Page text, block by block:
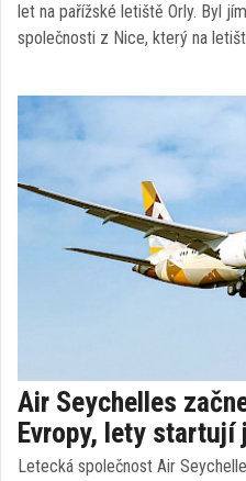
let na pařížské letiště Orly. Byl
společnosti z Nice, který na
Air Seychelles
Evropy, lety
Letecká společnost Air